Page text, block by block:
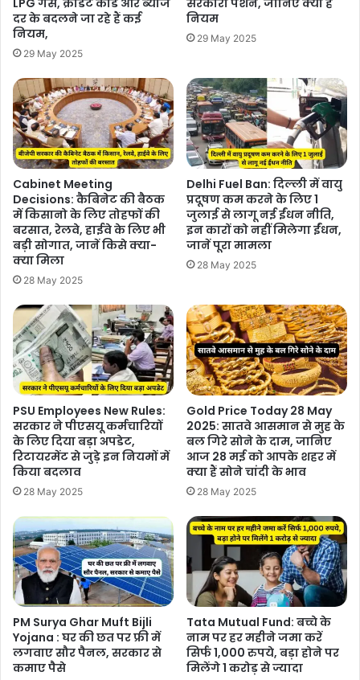
LPG गैस, क्रेड‍िट कार्ड और ब्‍याज
दर के बदलने जा रहे हैं कई
नियम,
29 May 2025
सरकारी पेंशन, जानिए क्या है
नियम
29 May 2025
Cabinet Meeting
Decisions: कैबिनेट की बैठक
में किसानो के लिए तोहफों की
बरसात, रेलवे, हाईवे के लिए भी
बड़ी सोगात, जानें किसे क्या-
क्या मिला
28 May 2025
Delhi Fuel Ban: दिल्ली में वायु
प्रदूषण कम करने के लिए 1
जुलाई से लागू नई ईंधन नीति,
इन कारों को नहीं मिलेगा ईंधन,
जानें पूरा मामला
28 May 2025
PSU Employees New Rules:
सरकार ने पीएसयू कर्मचारियों
के लिए दिया बड़ा अपडेट,
रिटायरमेंट से जुड़े इन नियमों में
किया बदलाव
28 May 2025
Gold Price Today 28 May
2025: सातवे आसमान से मुह के
बल गिरे सोने के दाम, जानिए
आज 28 मई को आपके शहर में
क्या हैं सोने चांदी के भाव
28 May 2025
PM Surya Ghar Muft Bijli
Yojana : घर की छत पर फ्री में
लगवाए सौर पैनल, सरकार से
कमाए पैसे
Tata Mutual Fund: बच्चे के
नाम पर हर महीने जमा करें
सिर्फ 1,000 रुपये, बड़ा होने पर
मिलेंगे 1 करोड़ से ज्यादा